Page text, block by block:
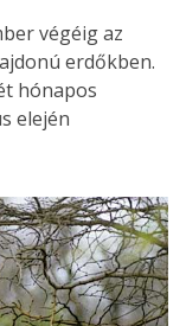
végéig az
erdőkben.
hónapos
elején